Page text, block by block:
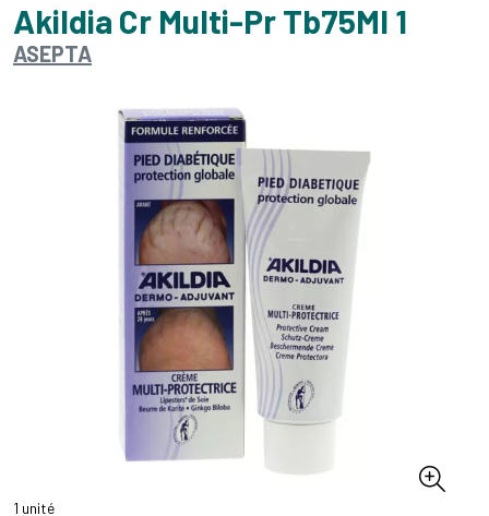
Akildia Cr Multi-Pr Tb75Ml 1
ASEPTA
1 unité